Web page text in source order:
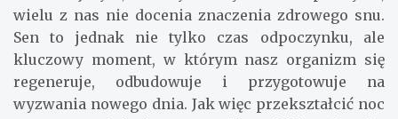
wielu z nas nie docenia znaczenia zdrowego snu.
Sen to jednak nie tylko czas odpoczynku, ale
kluczowy moment, w którym nasz organizm się
regeneruje, odbudowuje i przygotowuje na
wyzwania nowego dnia. Jak więc przekształcić noc